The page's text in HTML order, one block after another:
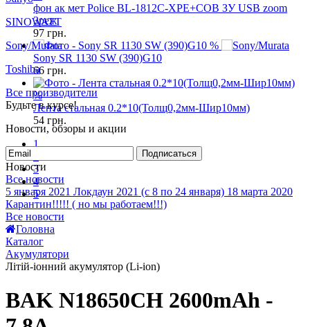
%
фон ак мет Police BL-1812C-XPE+COB ЗУ USB zoom
3реж
97грн.
Sony SR 1130 SW (390)G10
66грн.
%
Лента стальная 0.2*10(Толщ0,2мм-Шир10мм)
54грн.
2
3
4
5
SINOWATT
Sony/Murata
Toshiba
Все производители
Будьте в курсе!
Новости, обзоры и акции
Новости
Все новости
5 января 2021
Карантин!!!!! ( но мы работаем!!!)
Все новости
Головна
Каталог
Акумулятори
Літій-іонний акумулятор (Li-ion)
BAK N18650CH 2600mAh -
7.8A